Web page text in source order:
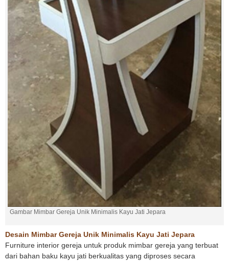
Gambar Mimbar Gereja Unik Minimalis Kayu Jati Jepara
Desain Mimbar Gereja Unik Minimalis Kayu Jati Jepara
Furniture interior gereja untuk produk mimbar gereja yang terbuat
dari bahan baku kayu jati berkualitas yang diproses secara